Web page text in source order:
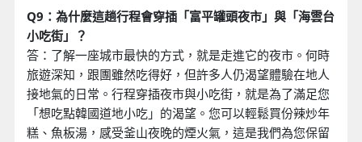
Q9：為什麼這趟行程會穿插「富平罐頭夜市」與「海雲台
小吃街」？
答：了解一座城市最快的方式，就是走進它的夜市。何時
旅遊深知，跟團雖然吃得好，但許多人仍渴望體驗在地人
接地氣的日常。行程穿插夜市與小吃街，就是為了滿足您
「想吃點韓國道地小吃」的渴望。您可以輕鬆買份辣炒年
糕、魚板湯，感受釜山夜晚的煙火氣，這是我們為您保留